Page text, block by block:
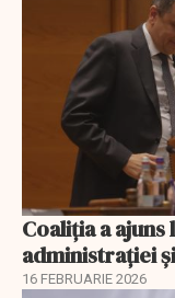
Coaliția a
administrației
16 FEBRUARIE 2026